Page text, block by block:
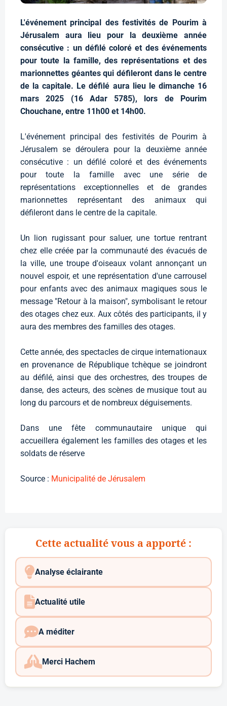
L'événement principal des festivités de Pourim à
Jérusalem aura lieu pour la deuxième année
consécutive : un défilé coloré et des événements
pour toute la famille, des représentations et des
marionnettes géantes qui défileront dans le centre
de la capitale. Le défilé aura lieu le dimanche 16
mars 2025 (16 Adar 5785), lors de Pourim
Chouchane, entre 11h00 et 14h00.
L'événement principal des festivités de Pourim à
Jérusalem se déroulera pour la deuxième année
consécutive : un défilé coloré et des événements
pour toute la famille avec une série de
représentations exceptionnelles et de grandes
marionnettes représentant des animaux qui
défileront dans le centre de la capitale.
Un lion rugissant pour saluer, une tortue rentrant
chez elle créée par la communauté des évacués de
la ville, une troupe d'oiseaux volant annonçant un
nouvel espoir, et une représentation d'une carrousel
pour enfants avec des animaux magiques sous le
message "Retour à la maison", symbolisant le retour
des otages chez eux. Aux côtés des participants, il y
aura des membres des familles des otages.
Cette année, des spectacles de cirque internationaux
en provenance de République tchèque se joindront
au défilé, ainsi que des orchestres, des troupes de
danse, des acteurs, des scènes de musique tout au
long du parcours et de nombreux déguisements.
Dans une fête communautaire unique qui
accueillera également les familles des otages et les
soldats de réserve
Source : Municipalité de Jérusalem
Cette actualité vous a apporté :
Analyse éclairante
Actualité utile
A méditer
Merci Hachem